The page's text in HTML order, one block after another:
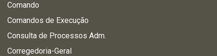
Comando
Comandos de Execução
Consulta de Processos Adm.
Corregedoria-Geral